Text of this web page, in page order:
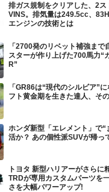
排ガス規制をクリアした、2ス
VINS。排気量は249.5cc、
エンジンの技術とは
「2700発のリベット補強ま
スターが作り上げた700馬力“
R”
「GR86は“現代のシルビア”
フト黄金期を生きた達人、そ
ホンダ新型「エレメント」で“
活か？ あの個性派SUVが帰っ
トヨタ 新型ハリアーがさらに
TRDが専用カスタムパーツを
さを大幅パワーアップ!